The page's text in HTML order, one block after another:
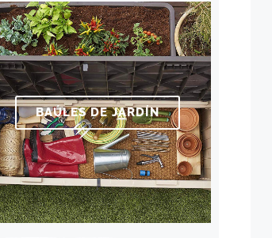
BAÚLES DE JARDÍN